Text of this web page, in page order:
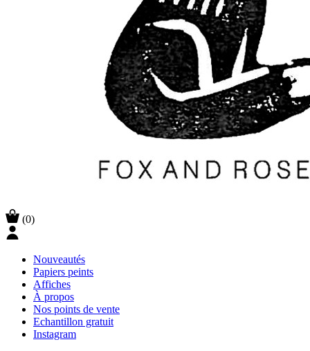
(0)
Nouveautés
Papiers peints
Affiches
À propos
Nos points de vente
Echantillon gratuit
Instagram